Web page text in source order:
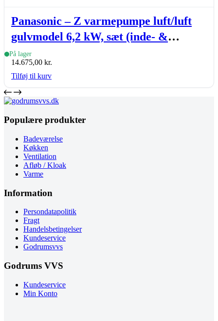
Panasonic – Z varmepumpe luft/luft
gulvmodel 6,2 kW, sæt (inde- &
udedel.)
På lager
14.675,00 kr.
Tilføj til kurv
Populære produkter
Badeværelse
Køkken
Ventilation
Afløb / Kloak
Varme
Information
Persondatapolitik
Fragt
Handelsbetingelser
Kundeservice
Godrumsvvs
Godrums VVS
Kundeservice
Min Konto